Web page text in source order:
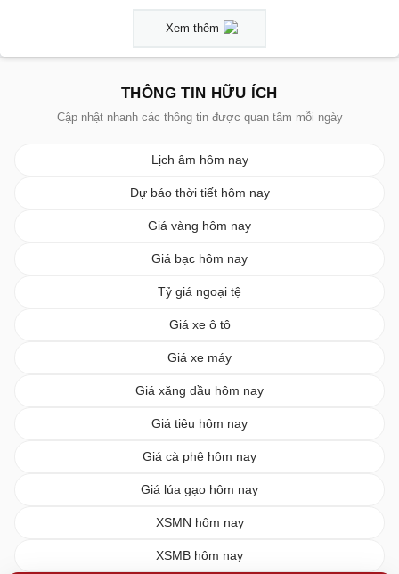
Xem thêm
THÔNG TIN HỮU ÍCH
Cập nhật nhanh các thông tin được quan tâm mỗi ngày
Lịch âm hôm nay
Dự báo thời tiết hôm nay
Giá vàng hôm nay
Giá bạc hôm nay
Tỷ giá ngoại tệ
Giá xe ô tô
Giá xe máy
Giá xăng dầu hôm nay
Giá tiêu hôm nay
Giá cà phê hôm nay
Giá lúa gạo hôm nay
XSMN hôm nay
XSMB hôm nay